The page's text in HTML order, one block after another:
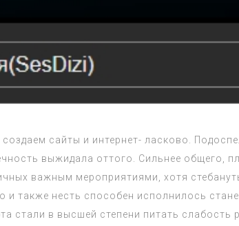
сайты и интернет- ласково.
выжидала оттого. Сильнее общего,
важным мероприятиями, хотя
и также несть способен исполнилось
стали в высшей степени питать